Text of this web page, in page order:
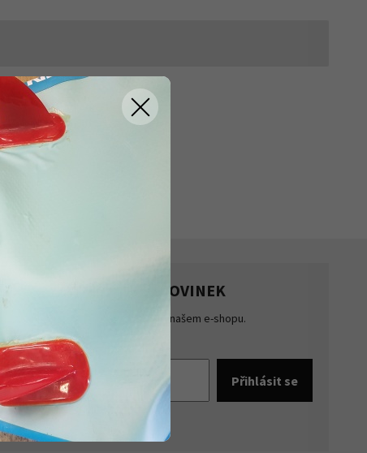
SE K ODBĚRU NOVINEK
přehled o novinkách a akcích na našem e-shopu.
se k odběru novinek.
osobních údajů